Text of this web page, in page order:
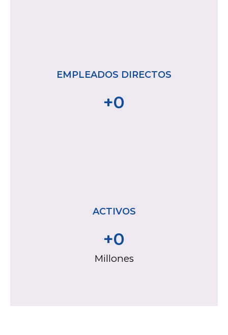
EMPLEADOS DIRECTOS
+0
ACTIVOS
Millones
+0